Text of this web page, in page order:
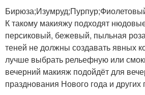
Яркий макияж
Тенденции в макияже
К такому макияжу подходят
персиковый, бежевый, пыльная
теней не должны создавать явных
лучше выбрать рельефную или
вечерний макияж подойдёт для
празднования Нового года и